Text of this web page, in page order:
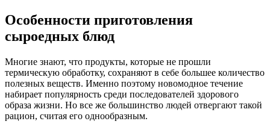
Особенности приготовления
сыроедных блюд
Многие знают, что продукты, которые не прошли
термическую обработку, сохраняют в себе большее количество
полезных веществ. Именно поэтому новомодное течение
набирает популярность среди последователей здорового
образа жизни. Но все же большинство людей отвергают такой
рацион, считая его однообразным.